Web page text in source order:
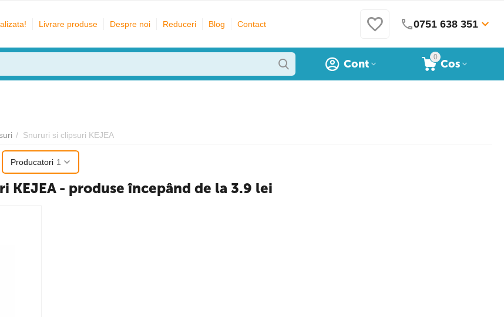
Livrare produse Despre noi Reduceri Blog Contact 0751 638 351
0
Cos
Cont
/ Snururi si clipsuri KEJEA
Producatori 1
KEJEA - produse începând de la 3.9 lei